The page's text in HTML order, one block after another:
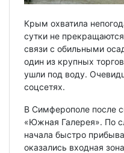
Крым охватила
сутки не
связи с обильными
один из крупных
ушли под воду.
соцсетях.
В Симферополе после
«Южная Галерея». По
начала быстро
оказались входная